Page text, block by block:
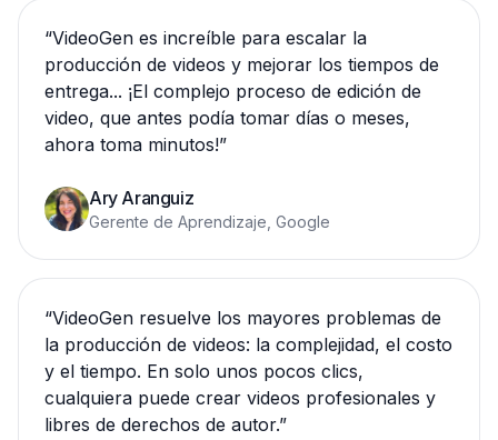
“VideoGen es increíble para escalar la
producción de videos y mejorar los tiempos de
entrega... ¡El complejo proceso de edición de
video, que antes podía tomar días o meses,
ahora toma minutos!”
Ary Aranguiz
Gerente de Aprendizaje, Google
“VideoGen resuelve los mayores problemas de
la producción de videos: la complejidad, el costo
y el tiempo. En solo unos pocos clics,
cualquiera puede crear videos profesionales y
libres de derechos de autor.”